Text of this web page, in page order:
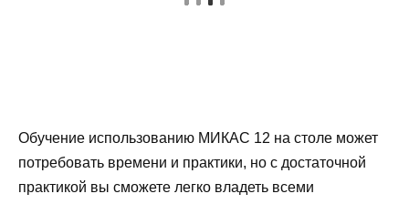
Обучение использованию МИКАС 12 на столе может
потребовать времени и практики, но с достаточной
практикой вы сможете легко владеть всеми